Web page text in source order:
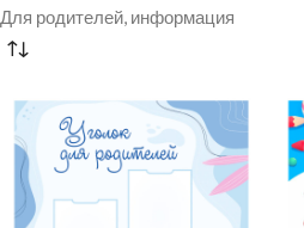
Для родителей, информация